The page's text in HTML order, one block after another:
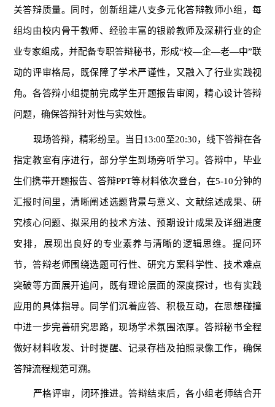
关答辩质量。同时，创新组建八支多元化答辩教师小组，每
组均由校内骨干教师、经验丰富的银龄教师及深耕行业的企
业专家组成，并配备专职答辩秘书，形成“校—企—老—中”联
动的评审格局，既保障了学术严谨性，又融入了行业实践视
角。各答辩小组提前完成学生开题报告审阅，精心设计答辩
问题，确保答辩针对性与实效性。
现场答辩，精彩纷呈。当日13:00至20:30，线下答辩在各
指定教室有序进行，部分学生到场旁听学习。答辩中，毕业
生们携带开题报告、答辩PPT等材料依次登台，在5-10分钟的
汇报时间里，清晰阐述选题背景与意义、文献综述成果、研
究核心问题、拟采用的技术方法、预期设计成果及详细进度
安排，展现出良好的专业素养与清晰的逻辑思维。提问环
节，答辩老师围绕选题可行性、研究方案科学性、技术难点
突破等方面展开追问，既有理论层面的深度探讨，也有实践
应用的具体指导。同学们沉着应答、积极互动，在思想碰撞
中进一步完善研究思路，现场学术氛围浓厚。答辩秘书全程
做好材料收发、计时提醒、记录存档及拍照录像工作，确保
答辩流程规范可溯。
严格评审，闭环推进。答辩结束后，各小组老师结合开